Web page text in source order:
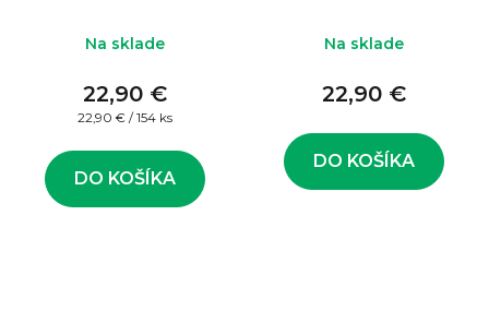
Na sklade
22,90 €
Jednotková
22,90 € / 154 ks
DO KOŠÍKA
Na sklade
22,90 €
DO KOŠÍKA